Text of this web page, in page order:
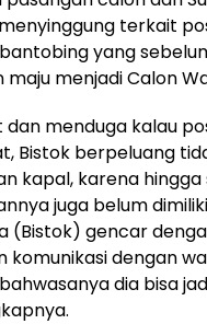
terkait
yang
menjadi Calon
dan menduga kalau
Bistok berpeluang
kapal, karena hingga
juga belum
(Bistok) gencar
komunikasi dengan
dia bisa